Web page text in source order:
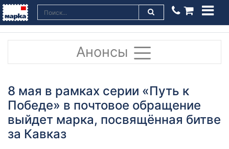
Анонсы
8 мая в рамках серии «Путь к
Победе» в почтовое обращение
выйдет марка, посвящённая битве
за Кавказ